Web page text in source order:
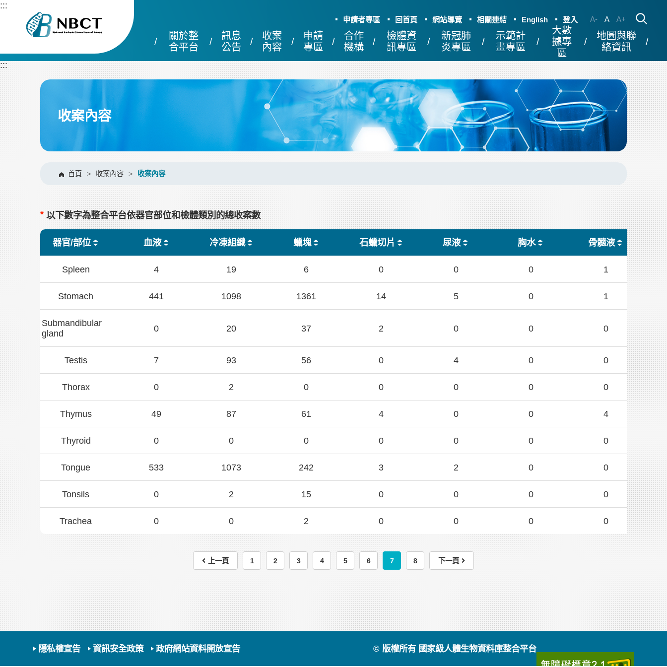
跳
容
區
塊
:::
申請者專區 回首頁 網站導覽 相關連結 English 登入 A- A A+
關於整
合平台
訊息
公告
收案
內容
申請
專區
合作
機構
檢體資
訊專區
新冠肺
炎專區
示範計
畫專區
大數
據專
區
地圖與聯
絡資訊
:::
收案內容
首頁 > 收案內容 > 收案內容
*以下數字為整合平台依器官部位和檢體類別的總收案數
器官/部位 血液 冷凍組織 蠟塊 石蠟切片 尿液 胸水 骨髓液
Spleen 4 19 6 0 0 0 1
Stomach 441 1098 1361 14 5 0 1
Submandibular
gland
0 20 37 2 0 0 0
Testis 7 93 56 0 4 0 0
Thorax 0 2 0 0 0 0 0
Thymus 49 87 61 4 0 0 4
Thyroid 0 0 0 0 0 0 0
Tongue 533 1073 242 3 2 0 0
Tonsils 0 2 15 0 0 0 0
Trachea 0 0 2 0 0 0 0
上一頁 1 2 3 4 5 6 7 8 下一頁
隱私權宣告 資訊安全政策 政府網站資料開放宣告 © 版權所有 國家級人體生物資料庫整合平台